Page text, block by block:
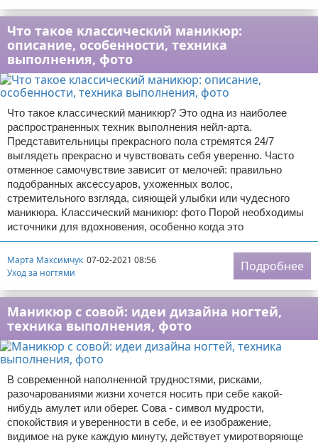
Что такое классический маникюр:
описание, особенности, техника
выполнения, фото
Что такое классический маникюр? Это одна из наиболее
распространенных техник выполнения нейл-арта.
Представительницы прекрасного пола стремятся 24/7
выглядеть прекрасно и чувствовать себя уверенно. Часто
отменное самочувствие зависит от мелочей: правильно
подобранных аксессуаров, ухоженных волос,
стремительного взгляда, сияющей улыбки или чудесного
маникюра. Классический маникюр: фото Порой необходимы
источники для вдохновения, особенно когда это
Марта Максимчук 07-02-2021 08:56
Уход за ногтями
Подробнее
Маникюр с совой: идеи дизайна ногтей,
техника выполнения, фото
В современной наполненной трудностями, рисками,
разочарованиями жизни хочется носить при себе какой-
нибудь амулет или оберег. Сова - символ мудрости,
спокойствия и уверенности в себе, и ее изображение,
видимое на руке каждую минуту, действует умиротворяюще